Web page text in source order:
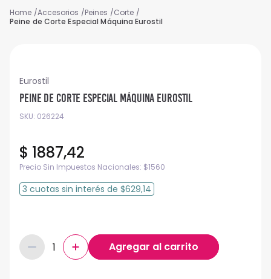
Accesorios Peines
Corte
Peine de Corte Especial Máquina Eurostil
Eurostil
Peine de Corte Especial Máquina Eurostil
SKU: 026224
$ 1887,42
Precio Sin Impuestos Nacionales: $1560
3 cuotas sin interés de $629,14